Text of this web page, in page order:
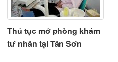
Thủ tục mở phòng khám
tư nhân tại Tân Sơn